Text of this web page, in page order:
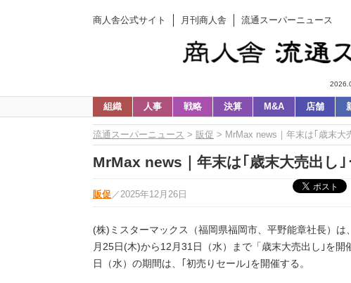
商人舎公式サイト 月刊商人舎 流通スーパーニュース
組織 人事 戦略 決算 M&A 店舗
流通スーパーニュース > 販促 > MrMax news｜年末は｢歳末大
MrMax news｜年末は｢歳末大売出し
販促 ／ 2025年12月26日
(株)ミスターマックス（福岡県福岡市、平野能章社長）
月25日(木)から12月31日（水）まで「歳末大売出し｣を
日（水）の期間は、｢初売りセール｣を開催する。